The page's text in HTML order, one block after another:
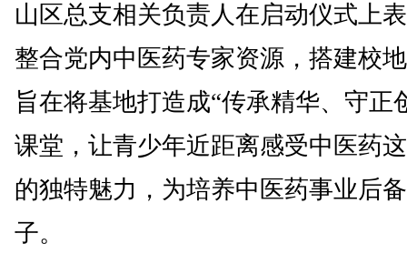
山区总支相关负责人在启动仪式上
整合党内中医药专家资源，搭建校
旨在将基地打造成“传承精华、守正
课堂，让青少年近距离感受中医药
的独特魅力，为培养中医药事业后
子。